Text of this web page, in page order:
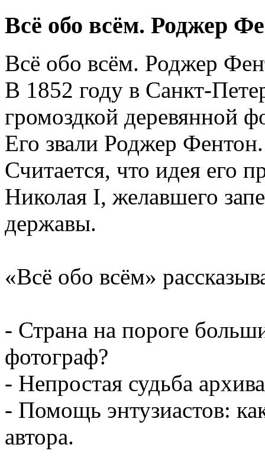
Всё обо всём. Роджер
Всё обо всём. Роджер
В 1852 году в Санкт-
громоздкой деревянной
Его звали Роджер
Считается, что идея его
Николая I, желавшего
державы.
«Всё обо всём»
- Страна на пороге
фотограф?
- Непростая судьба
- Помощь энтузиастов:
автора.